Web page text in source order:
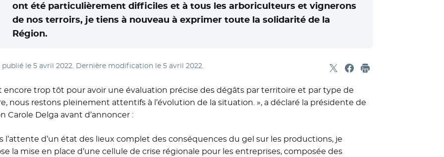
ont été particulièrement difficiles et à tous les arboriculteurs et vignerons
de nos terroirs, je tiens à nouveau à exprimer toute la solidarité de la
Région.
le 5 avril 2022. Dernière modification le 5 avril 2022.
Partager sur X
- Nouvelle fenêtre
Partager sur Facebook
- Nouvelle fenêtre
Imprimer
encore trop tôt pour avoir une évaluation précise des dégâts par territoire et par type de
nous restons pleinement attentifs à l’évolution de la situation. », a déclaré la présidente de
Carole Delga avant d’annoncer :
l’attente d’un état des lieux complet des conséquences du gel sur les productions, je
la mise en place d’une cellule de crise régionale pour les entreprises, composée des